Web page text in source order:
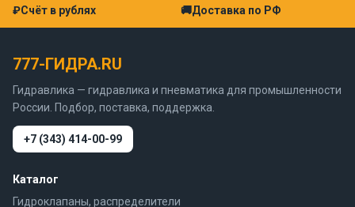
₽Счёт в рублях 🚚Доставка по РФ
777-ГИДРА.RU
Гидравлика — гидравлика и пневматика для промышленности
России. Подбор, поставка, поддержка.
+7 (343) 414-00-99
Каталог
Гидроклапаны, распределители